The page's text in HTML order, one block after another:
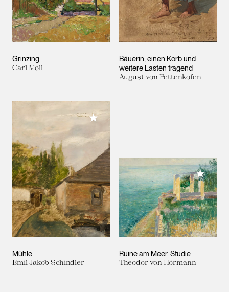
Grinzing
Carl Moll
Bäuerin, einen Korb und
weitere Lasten tragend
August von Pettenkofen
Mühle
Emil Jakob Schindler
Meiner Sammlung hinzufügen
Ruine am Meer. Studie
Theodor von Hörmann
Meiner